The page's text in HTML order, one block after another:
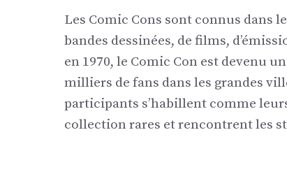
Les Comic Cons sont connus dans
bandes dessinées, de films,
en 1970, le Comic Con est devenu
milliers de fans dans les grandes
participants s’habillent comme
collection rares et rencontrent les